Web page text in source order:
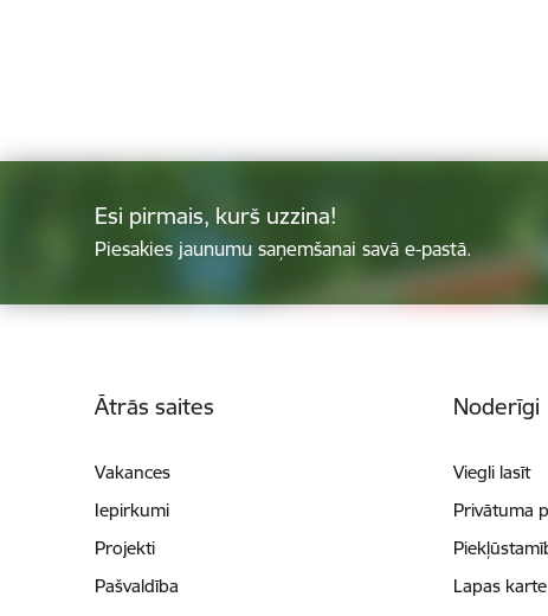
Esi pirmais, kurš uzzina!
Piesakies jaunumu saņemšanai savā e-pastā.
Ātrās saites
Vakances
Iepirkumi
Projekti
Pašvaldība
Noderīgi
Viegli lasīt
Privātuma
Lapas karte